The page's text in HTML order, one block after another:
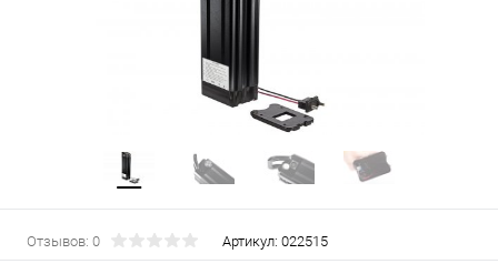
Отзывов: 0 Артикул: 022515